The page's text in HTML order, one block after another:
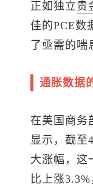
正如独立贵
佳的PCE数
了亟需的喘
通胀数据
在美国商务
显示，截至
大涨幅，这
比上涨